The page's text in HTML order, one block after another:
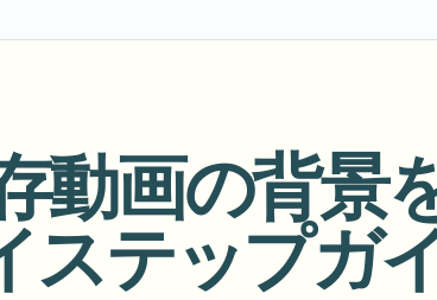
ビデオインテリジェンス
Ask questions and get AI summaries
企業ゾーン
ください。
エコシステム
ビデオインテリジェンス
動画を検索・理解する —
動画の背景
ステップガ